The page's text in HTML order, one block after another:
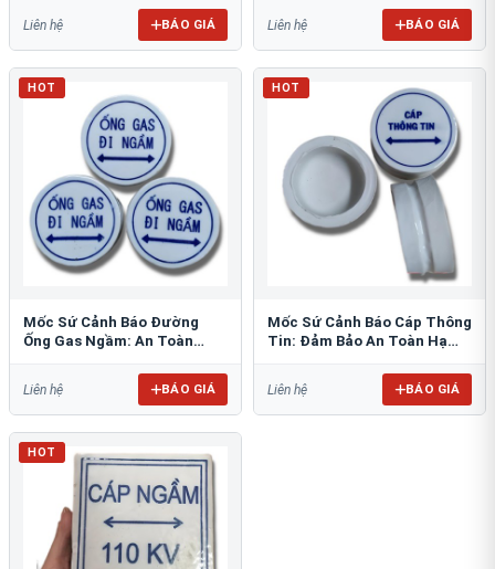
Liên hệ BÁO GIÁ Liên hệ BÁO GIÁ
HOT
Mốc Sứ Cảnh Báo Đường
Ống Gas Ngầm: An Toàn
Liên hệ BÁO GIÁ
HOT
Mốc Sứ Cảnh Báo Cáp Thông
Tin: Đảm Bảo An Toàn Hạ
Liên hệ BÁO GIÁ
HOT